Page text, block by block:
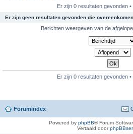
Er zijn 0 resultaten gevonden •
Er zijn geen resultaten gevonden die
Berichten weergeven van de
Er zijn 0 resultaten gevonden •
Forumindex
Powered by phpBB® Forum
Vertaald door